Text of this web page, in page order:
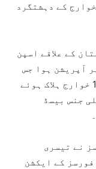
کے دہشتگرد
کے علاقے اسپن
آپریشن ہوا جس
دوران شدید فائرنگ کے تبادلے میں 18 خوارج ہلاک ہوئے
جنس بیسڈ
نے تیسری
کے ایکشن